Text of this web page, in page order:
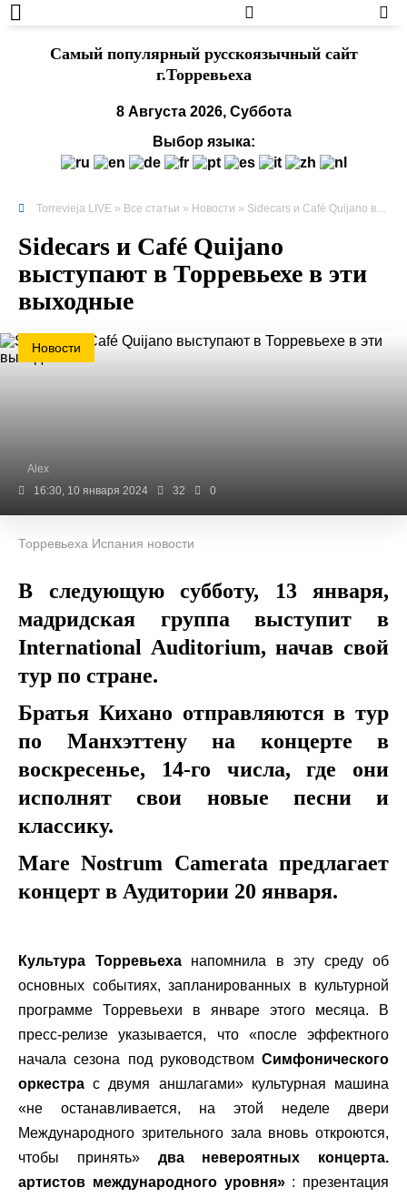
Cамый популярный русскоязычный сайт
г.Торревьеха
8 Августа 2026, Суббота
Выбор языка:
Torrevieja LIVE » Все статьи » Новости » Sidecars и Café Quijano выступают в Торревьехе в эти выходные
Sidecars и Café Quijano
выступают в Торревьехе в эти
выходные
Новости
Alex
16:30, 10 января 2024
32 0
Торревьеха Испания новости
В следующую субботу, 13 января,
мадридская группа выступит в
International Auditorium, начав свой
тур по стране.
Братья Кихано отправляются в тур
по Манхэттену на концерте в
воскресенье, 14-го числа, где они
исполнят свои новые песни и
классику.
Mare Nostrum Camerata предлагает
концерт в Аудитории 20 января.
Культура Торревьеханапомнила в эту среду об
основных событиях, запланированных в культурной
программе Торревьехи в январе этого месяца. В
пресс-релизе указывается, что «после эффектного
начала сезона под руководством Симфонического
оркестра с двумя аншлагами» культурная машина
«не останавливается, на этой неделе двери
Международного зрительного зала вновь откроются,
чтобы принять» два невероятных концерта.
артистов международного уровня»: презентация